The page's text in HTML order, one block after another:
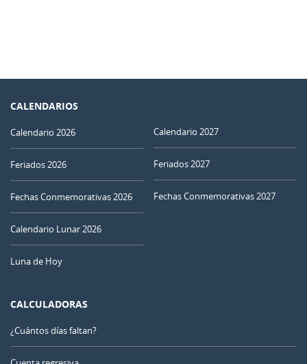
CALENDARIOS
Calendario 2026
Feriados 2026
Fechas Conmemorativas 2026
Calendario Lunar 2026
Luna de Hoy
Calendario 2027
Feriados 2027
Fechas Conmemorativas 2027
CALCULADORAS
¿Cuántos días faltan?